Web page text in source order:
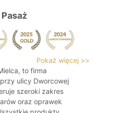
Pokaż więcej >>
to firma
ulicy Dworcowej
szeroki zakres
oraz oprawek